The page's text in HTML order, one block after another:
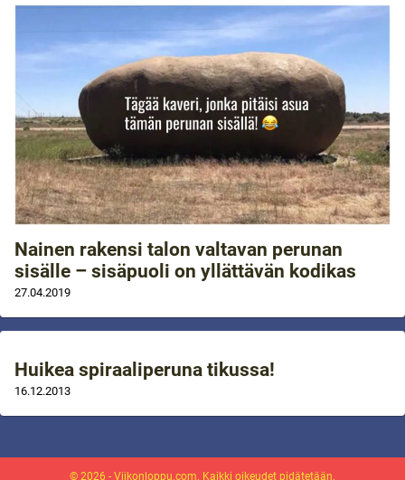
Nainen rakensi talon valtavan perunan
sisälle – sisäpuoli on yllättävän kodikas
27.04.2019
Huikea spiraaliperuna tikussa!
16.12.2013
© 2026 - Viikonloppu.com. Kaikki oikeudet pidätetään.